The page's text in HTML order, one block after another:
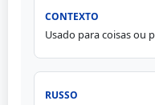
Usado para coisas ou